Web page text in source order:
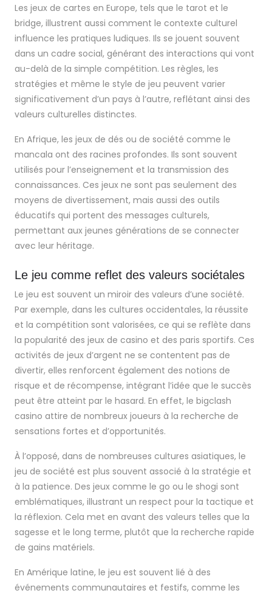
Les jeux de cartes en Europe, tels que le tarot et le
bridge, illustrent aussi comment le contexte culturel
influence les pratiques ludiques. Ils se jouent souvent
dans un cadre social, générant des interactions qui vont
au-delà de la simple compétition. Les règles, les
stratégies et même le style de jeu peuvent varier
significativement d’un pays à l’autre, reflétant ainsi des
valeurs culturelles distinctes.
En Afrique, les jeux de dés ou de société comme le
mancala ont des racines profondes. Ils sont souvent
utilisés pour l’enseignement et la transmission des
connaissances. Ces jeux ne sont pas seulement des
moyens de divertissement, mais aussi des outils
éducatifs qui portent des messages culturels,
permettant aux jeunes générations de se connecter
avec leur héritage.
Le jeu comme reflet des valeurs sociétales
Le jeu est souvent un miroir des valeurs d’une société.
Par exemple, dans les cultures occidentales, la réussite
et la compétition sont valorisées, ce qui se reflète dans
la popularité des jeux de casino et des paris sportifs. Ces
activités de jeux d’argent ne se contentent pas de
divertir, elles renforcent également des notions de
risque et de récompense, intégrant l’idée que le succès
peut être atteint par le hasard. En effet, le bigclash
casino attire de nombreux joueurs à la recherche de
sensations fortes et d’opportunités.
À l’opposé, dans de nombreuses cultures asiatiques, le
jeu de société est plus souvent associé à la stratégie et
à la patience. Des jeux comme le go ou le shogi sont
emblématiques, illustrant un respect pour la tactique et
la réflexion. Cela met en avant des valeurs telles que la
sagesse et le long terme, plutôt que la recherche rapide
de gains matériels.
En Amérique latine, le jeu est souvent lié à des
événements communautaires et festifs, comme les